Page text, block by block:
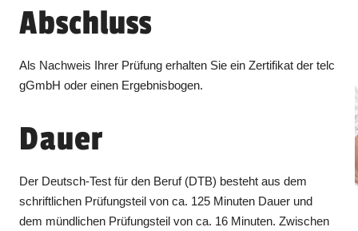
Abschluss
Als Nachweis Ihrer Prüfung erhalten Sie ein Zertifikat der telc
gGmbH oder einen Ergebnisbogen.
Dauer
Der Deutsch-Test für den Beruf (DTB) besteht aus dem
schriftlichen Prüfungsteil von ca. 125 Minuten Dauer und
dem mündlichen Prüfungsteil von ca. 16 Minuten. Zwischen